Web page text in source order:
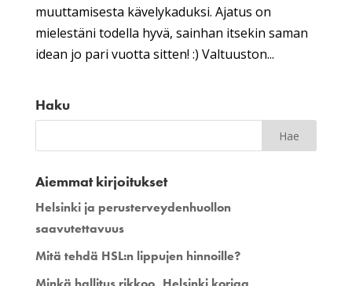
muuttamisesta kävelykaduksi. Ajatus on
mielestäni todella hyvä, sainhan itsekin saman
idean jo pari vuotta sitten! :) Valtuuston...
Haku
Aiemmat kirjoitukset
Helsinki ja perusterveydenhuollon
saavutettavuus
Mitä tehdä HSL:n lippujen hinnoille?